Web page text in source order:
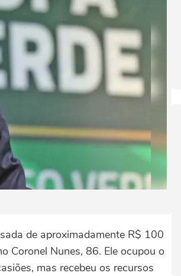
de aproximadamente R$ 100
Coronel Nunes, 86. Ele ocupou o
mas recebeu os recursos